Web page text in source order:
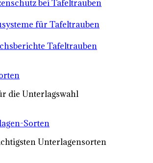
bei Tafeltrauben
für Tafeltrauben
Tafeltrauben
die Unterlagswahl
Sorten
Unterlagensorten